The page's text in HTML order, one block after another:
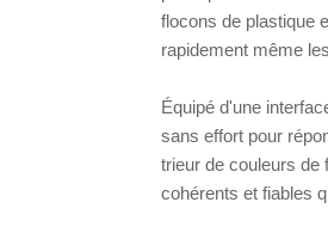
flocons de plastique
rapidement même
Équipé d'une
sans effort pour
trieur de couleurs de
cohérents et fiables